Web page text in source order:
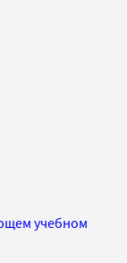
учебном